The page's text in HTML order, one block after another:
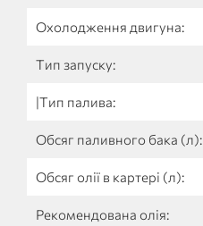
Охолодження двигуна:
Тип запуску:
|Тип палива:
Обсяг паливного бака (л):
Обсяг олії в картері (л):
Рекомендована олія: